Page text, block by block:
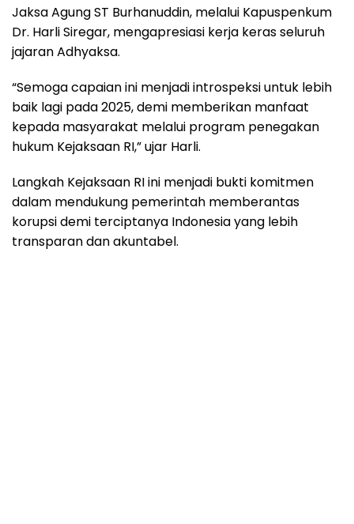
Jaksa Agung ST Burhanuddin, melalui Kapuspenkum
Dr. Harli Siregar, mengapresiasi kerja keras seluruh
jajaran Adhyaksa.
“Semoga capaian ini menjadi introspeksi untuk lebih
baik lagi pada 2025, demi memberikan manfaat
kepada masyarakat melalui program penegakan
hukum Kejaksaan RI,” ujar Harli.
Langkah Kejaksaan RI ini menjadi bukti komitmen
dalam mendukung pemerintah memberantas
korupsi demi terciptanya Indonesia yang lebih
transparan dan akuntabel.